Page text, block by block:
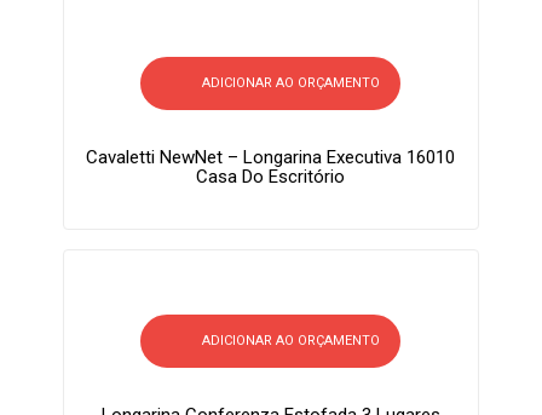
ADICIONAR AO ORÇAMENTO
Cavaletti NewNet – Longarina Executiva 16010
Casa Do Escritório
ADICIONAR AO ORÇAMENTO